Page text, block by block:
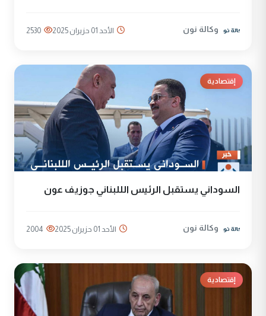
وكالة نون الأحد 01 حزيران 2025 2530
إقتصادية
السوداني يستقبل الرئيس الللبناني جوزيف عون
وكالة نون الأحد 01 حزيران 2025 2004
إقتصادية